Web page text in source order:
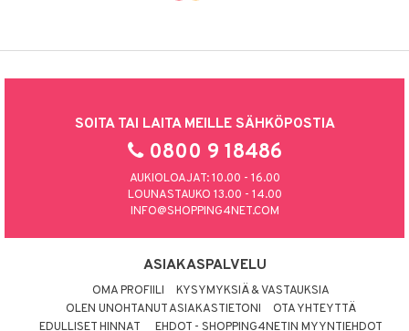
SOITA TAI LAITA MEILLE SÄHKÖPOSTIA
0800 9 18486
AUKIOLOAJAT: 10.00 - 16.00
LOUNASTAUKO 13.00 - 14.00
INFO@SHOPPING4NET.COM
ASIAKASPALVELU
OMA PROFIILI
KYSYMYKSIÄ & VASTAUKSIA
OLEN UNOHTANUT ASIAKASTIETONI
OTA YHTEYTTÄ
EDULLISET HINNAT
EHDOT - SHOPPING4NETIN MYYNTIEHDOT